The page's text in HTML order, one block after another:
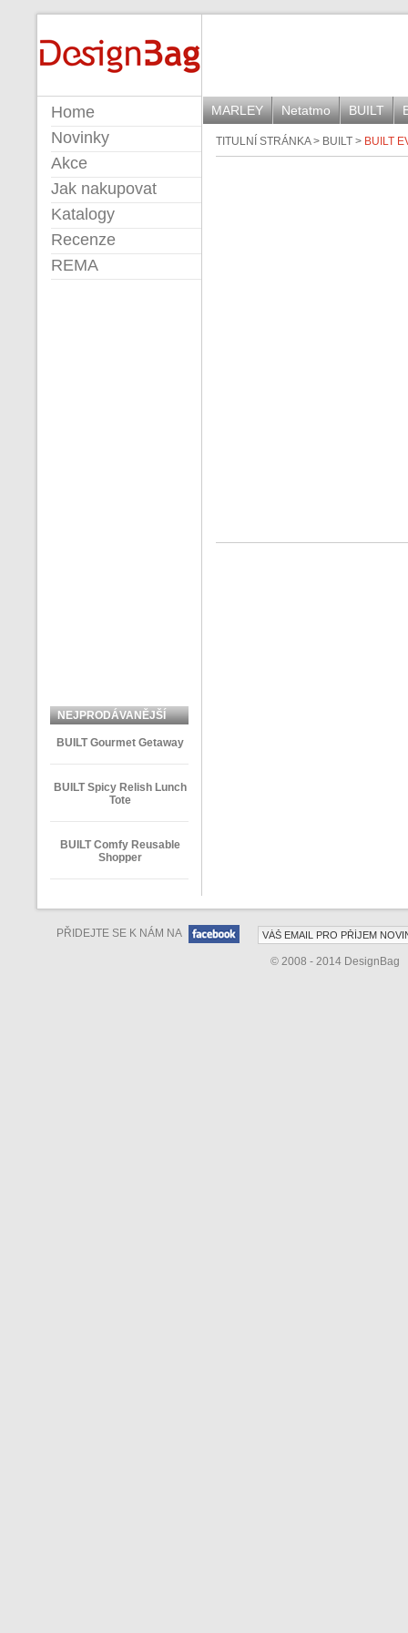
MARLEY Netatmo BUILT
TITULNÍ STRÁNKA> BUILT > BUILT
Home
Novinky
Akce
Jak nakupovat
Katalogy
Recenze
REMA
NEJPRODÁVANĚJŠÍ
BUILT Gourmet Getaway
BUILT Spicy Relish Lunch
Tote
BUILT Comfy Reusable
Shopper
PŘIDEJTE SE K NÁM NA
© 2008 - 2014 DesignBag
DESIGNBAG